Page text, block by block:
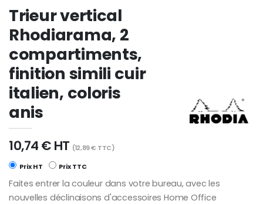
Trieur vertical
Rhodiarama, 2
compartiments,
finition simili cuir
italien, coloris
anis
10,74 € HT (12,89 € TTC)
Prix HT Prix TTC
Faites entrer la couleur dans votre bureau, avec les
nouvelles déclinaisons d'accessoires Home Office